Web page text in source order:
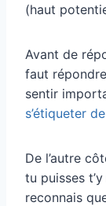
(haut
Avant de
faut
sentir
s’étiqueter
De l’autre
tu puisses
reconnais